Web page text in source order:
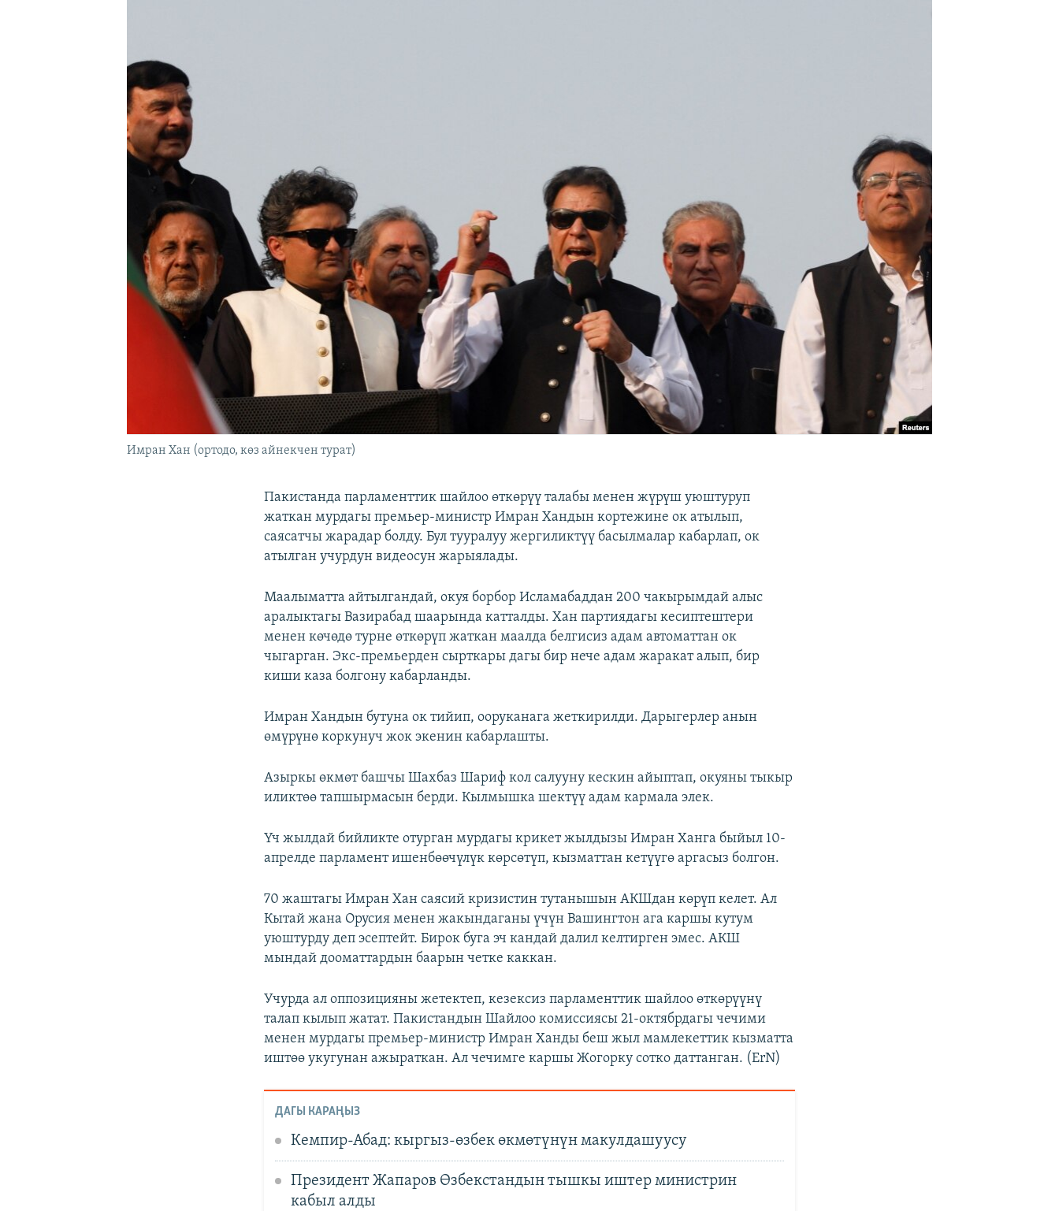
Имран Хан (ортодо, көз айнекчен турат)
Пакистанда парламенттик шайлоо өткөрүү талабы менен жүрүш уюштуруп
жаткан мурдагы премьер-министр Имран Хандын кортежине ок атылып,
саясатчы жарадар болду. Бул тууралуу жергиликтүү басылмалар кабарлап, ок
атылган учурдун видеосун жарыялады.
Маалыматта айтылгандай, окуя борбор Исламабаддан 200 чакырымдай алыс
аралыктагы Вазирабад шаарында катталды. Хан партиядагы кесиптештери
менен көчөдө турне өткөрүп жаткан маалда белгисиз адам автоматтан ок
чыгарган. Экс-премьерден сырткары дагы бир нече адам жаракат алып, бир
киши каза болгону кабарланды.
Имран Хандын бутуна ок тийип, ооруканага жеткирилди. Дарыгерлер анын
өмүрүнө коркунуч жок экенин кабарлашты.
Азыркы өкмөт башчы Шахбаз Шариф кол салууну кескин айыптап, окуяны тыкыр
иликтөө тапшырмасын берди. Кылмышка шектүү адам кармала элек.
Үч жылдай бийликте отурган мурдагы крикет жылдызы Имран Ханга быйыл 10-
апрелде парламент ишенбөөчүлүк көрсөтүп, кызматтан кетүүгө аргасыз болгон.
70 жаштагы Имран Хан саясий кризистин тутанышын АКШдан көрүп келет. Ал
Кытай жана Орусия менен жакындаганы үчүн Вашингтон ага каршы кутум
уюштурду деп эсептейт. Бирок буга эч кандай далил келтирген эмес. АКШ
мындай дооматтардын баарын четке каккан.
Учурда ал оппозицияны жетектеп, кезексиз парламенттик шайлоо өткөрүүнү
талап кылып жатат. Пакистандын Шайлоо комиссиясы 21-октябрдагы чечими
менен мурдагы премьер-министр Имран Ханды беш жыл мамлекеттик кызматта
иштөө укугунан ажыраткан. Ал чечимге каршы Жогорку сотко даттанган. (ErN)
ДАГЫ КАРАҢЫЗ
Кемпир-Абад: кыргыз-өзбек өкмөтүнүн макулдашуусу
Президент Жапаров Өзбекстандын тышкы иштер министрин
кабыл алды